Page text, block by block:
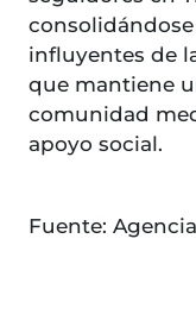
influyentes de
que mantiene
comunidad
apoyo social.
Fuente: